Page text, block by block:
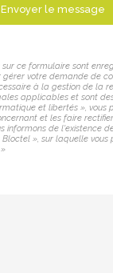
Envoyer le message
ce formulaire sont
votre demande de
à la gestion de la
applicables et sont
et libertés », vous
et les faire
informons de l'existence
», sur laquelle vous
»